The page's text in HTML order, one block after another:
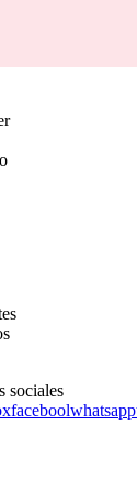
sociales
xfaceboolwhatsapp